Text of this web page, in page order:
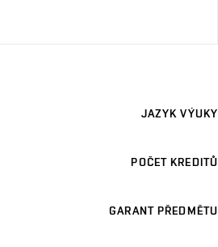
JAZYK VÝUKY
POČET KREDITŮ
GARANT PŘEDMĚTU